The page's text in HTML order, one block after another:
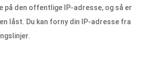
på den offentlige IP-adresse, og så er
låst. Du kan forny din IP-adresse fra